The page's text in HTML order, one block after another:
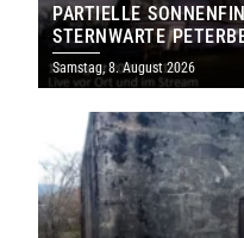
PARTIELLE
STERNWARTE
IHRE TORE
Samstag, 8. August 2026